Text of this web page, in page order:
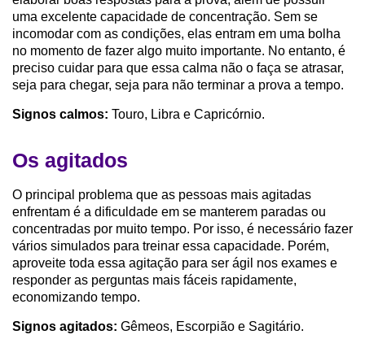
uma excelente capacidade de concentração. Sem se
incomodar com as condições, elas entram em uma bolha
no momento de fazer algo muito importante. No entanto, é
preciso cuidar para que essa calma não o faça se atrasar,
seja para chegar, seja para não terminar a prova a tempo.
Signos calmos: Touro, Libra e Capricórnio.
Os agitados
O principal problema que as pessoas mais agitadas
enfrentam é a dificuldade em se manterem paradas ou
concentradas por muito tempo. Por isso, é necessário fazer
vários simulados para treinar essa capacidade. Porém,
aproveite toda essa agitação para ser ágil nos exames e
responder as perguntas mais fáceis rapidamente,
economizando tempo.
Signos agitados: Gêmeos, Escorpião e Sagitário.